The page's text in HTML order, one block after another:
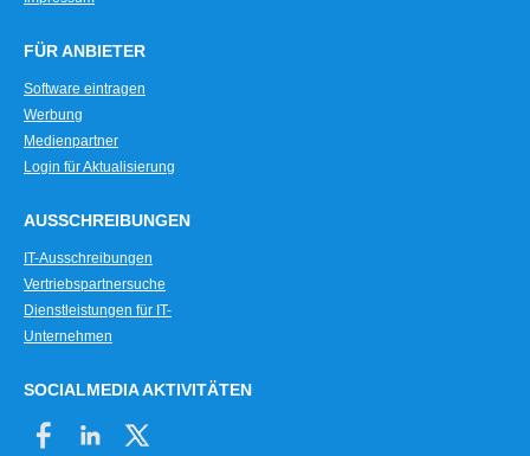
FÜR ANBIETER
Software eintragen
Werbung
Medienpartner
Login für Aktualisierung
AUSSCHREIBUNGEN
IT-Ausschreibungen
Vertriebspartnersuche
Dienstleistungen für IT-
Unternehmen
SOCIALMEDIA AKTIVITÄTEN